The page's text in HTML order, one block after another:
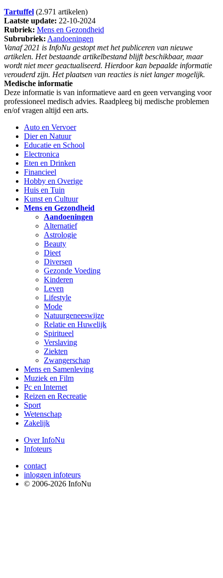
Tartuffel (2.971 artikelen)
Laatste update: 22-10-2024
Rubriek: Mens en Gezondheid
Subrubriek: Aandoeningen
Vanaf 2021 is InfoNu gestopt met het publiceren van nieuwe
artikelen. Het bestaande artikelbestand blijft beschikbaar, maar
wordt niet meer geactualiseerd. Hierdoor kan bepaalde informatie
verouderd zijn. Het plaatsen van reacties is niet langer mogelijk.
Medische informatie
Deze informatie is van informatieve aard en geen vervanging voor
professioneel medisch advies. Raadpleeg bij medische problemen
en/of vragen altijd een arts.
Auto en Vervoer
Dier en Natuur
Educatie en School
Electronica
Eten en Drinken
Financieel
Hobby en Overige
Huis en Tuin
Kunst en Cultuur
Mens en Gezondheid
Aandoeningen
Alternatief
Astrologie
Beauty
Dieet
Diversen
Gezonde Voeding
Kinderen
Leven
Lifestyle
Mode
Natuurgeneeswijze
Relatie en Huwelijk
Spiritueel
Verslaving
Ziekten
Zwangerschap
Mens en Samenleving
Muziek en Film
Pc en Internet
Reizen en Recreatie
Sport
Wetenschap
Zakelijk
Over InfoNu
Infoteurs
contact
inloggen infoteurs
© 2006-2026 InfoNu